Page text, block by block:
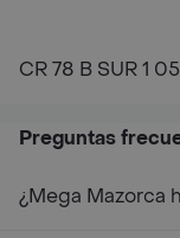
CR 78 B SUR 1
Preguntas
¿Mega Mazorca